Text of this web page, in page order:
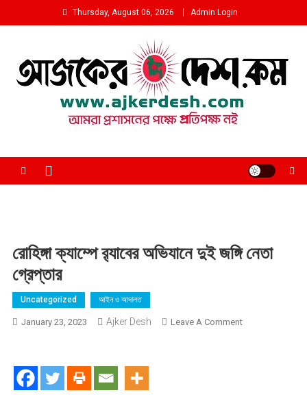
to
Thursday, August 06, 2026 Admin Login
রোহিঙ্গা ক্যাম্পে র‍্যাবের অভিযানে দুই জঙ্গি নেতা
গ্রেপ্তার
Uncategorized আইন ও আদালত
January 23, 2023 Ajker Desh Leave A CommentOn